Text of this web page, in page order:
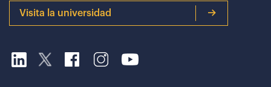
Visita la universidad